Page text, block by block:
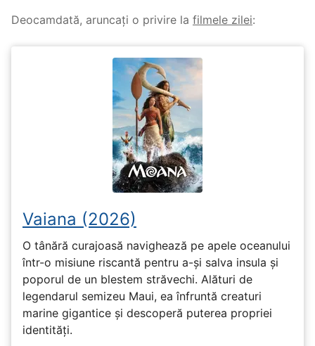
Deocamdată, aruncați o privire la filmele zilei:
Vaiana (2026)
O tânără curajoasă navighează pe apele oceanului
într-o misiune riscantă pentru a-și salva insula și
poporul de un blestem străvechi. Alături de
legendarul semizeu Maui, ea înfruntă creaturi
marine gigantice și descoperă puterea propriei
identități.